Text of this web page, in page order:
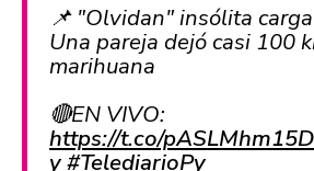
📌 "Olvidan" insólita
Una pareja dejó casi 100
marihuana
🔴EN VIVO:
https://t.co/pASLMhm15D
y#TelediarioPy